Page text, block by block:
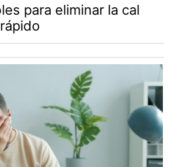
para eliminar la cal